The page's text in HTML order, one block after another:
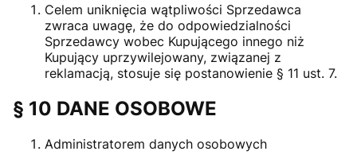
Celem uniknięcia wątpliwości Sprzedawca
zwraca uwagę, że do odpowiedzialności
Sprzedawcy wobec Kupującego innego niż
Kupujący uprzywilejowany, związanej z
reklamacją, stosuje się postanowienie § 11 ust. 7.
§ 10 DANE OSOBOWE
Administratorem danych osobowych